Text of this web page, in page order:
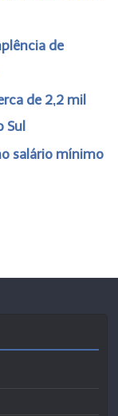
de
de 2,2 mil
Sul
salário mínimo